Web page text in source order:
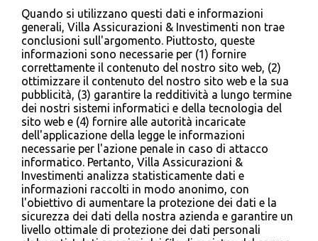
Quando si utilizzano questi dati e informazioni
generali, Villa Assicurazioni & Investimenti non trae
conclusioni sull'argomento. Piuttosto, queste
informazioni sono necessarie per (1) fornire
correttamente il contenuto del nostro sito web, (2)
ottimizzare il contenuto del nostro sito web e la sua
pubblicità, (3) garantire la redditività a lungo termine
dei nostri sistemi informatici e della tecnologia del
sito web e (4) fornire alle autorità incaricate
dell'applicazione della legge le informazioni
necessarie per l'azione penale in caso di attacco
informatico. Pertanto, Villa Assicurazioni &
Investimenti analizza statisticamente dati e
informazioni raccolti in modo anonimo, con
l'obiettivo di aumentare la protezione dei dati e la
sicurezza dei dati della nostra azienda e garantire un
livello ottimale di protezione dei dati personali